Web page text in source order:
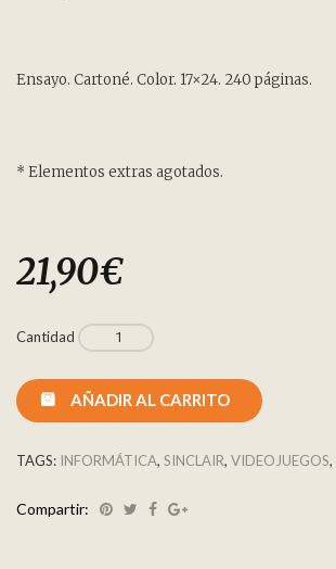
Ensayo. Cartoné. Color. 17×24. 240 páginas.
* Elementos extras agotados.
21,90€
Cantidad
AÑADIR AL CARRITO
TAGS: INFORMÁTICA, SINCLAIR, VIDEOJUEGOS,
Compartir: